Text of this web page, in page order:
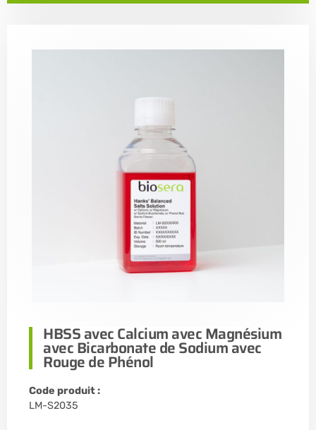
HBSS avec Calcium avec Magnésium
avec Bicarbonate de Sodium avec
Rouge de Phénol
Code produit :
LM-S2035